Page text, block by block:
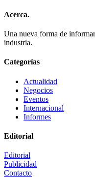
Acerca.
Una nueva forma de
industria.
Categorías
Actualidad
Negocios
Eventos
Internacional
Informes
Editorial
Editorial
Publicidad
Contacto